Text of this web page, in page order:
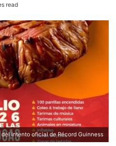
read
intento oficial de Récord Guinness